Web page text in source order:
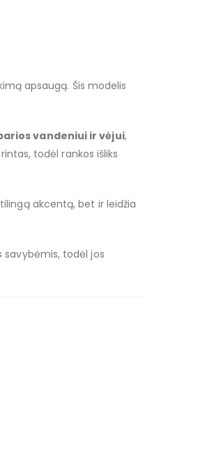
apsaugą. Šis modelis
vandeniui ir vėjui,
todėl rankos išliks
akcentą, bet ir leidžia
savybėmis, todėl jos